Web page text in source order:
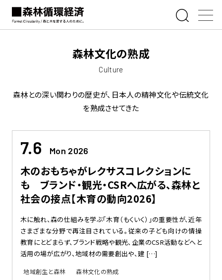
森林文化の熟成
Culture
森林との深い関わりの歴史が、日本人の精神文化や伝統文化
を熟成させてきた
7.6 Mon 2026
木のおもちゃがレクサスコレクションに
も ブランド・観光・CSRへ広がる、森林と
社会の接点【木育の動向2026】
木に触れ、森の仕組みを学ぶ「木育（もくいく）」の重要性が、近年
さまざまな分野で再注目されている。従来の子ども向けの情操
教育にとどまらず、ブランド戦略や観光、企業のCSR活動などへと
活用の場が広がり、地域材の需要創出や、建 […]
地域創生と森林 森林文化の熟成